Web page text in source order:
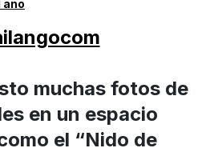
año
muchas fotos de
en un espacio
el “Nido de